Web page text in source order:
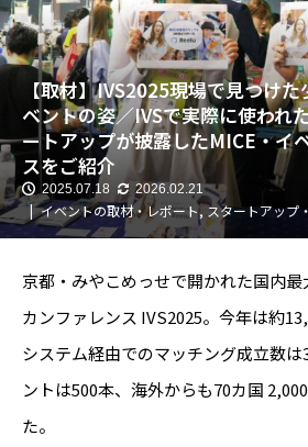
【取材】IVS2025現場で見つけ
ベントの姿／IVSで実際に使われ
ートアップが披露したMICE・イ
スをご紹介
2025.07.18 2026.02.21
イベントの取材・レポート,スタートアップ
京都・みやこめっせで開かれた国内
カンファレンス IVS2025。今年は約
システム経由でのマッチング成立数
ントは500本、海外からも70カ国
た。